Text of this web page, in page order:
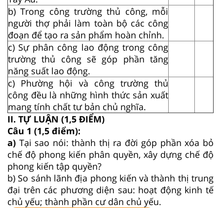
b) Trong công trường thủ công, mỗi
người thợ phải làm toàn bộ các công
đoạn để tạo ra sản phẩm hoàn chỉnh.
c) Sự phân công lao động trong công
trường thủ công sẽ góp phần tăng
năng suất lao động.
c) Phường hội và công trường thủ
công đều là những hình thức sản xuất
mang tính chất tư bản chủ nghĩa.
II. TỰ LUẬN (1,5 ĐIỂM)
Câu 1 (1,5 điểm):
a) Tại sao nói: thành thị ra đời góp phần xóa bỏ
chế độ phong kiến phân quyền, xây dựng chế độ
phong kiến tập quyền?
b) So sánh lãnh địa phong kiến và thành thị trung
đại trên các phương diện sau: hoạt động kinh tế
chủ yếu; thành phần cư dân chủ yếu.